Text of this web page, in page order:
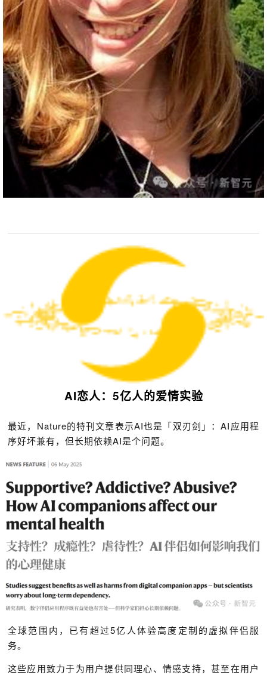
AI恋人： 5亿人的爱情实验
最近，Nature的特刊文章表示AI也是「双刃剑」：AI应用程
序好坏兼有，但长期依赖AI是个问题。
全球范围内，已有超过5亿人体验高度定制的虚拟伴侣服
务。
这些应用致力于为用户提供同理心、情感支持，甚至在用户